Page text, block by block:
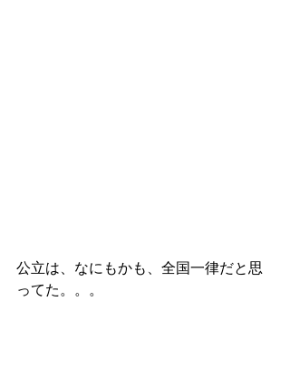
公立は、なにもかも、全国一律だと思
ってた。。。